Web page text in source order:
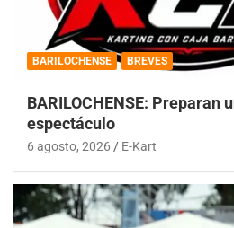
BARILOCHENSE BREVES
BARILOCHENSE: Preparan
espectáculo
6 agosto, 2026 E-Kart